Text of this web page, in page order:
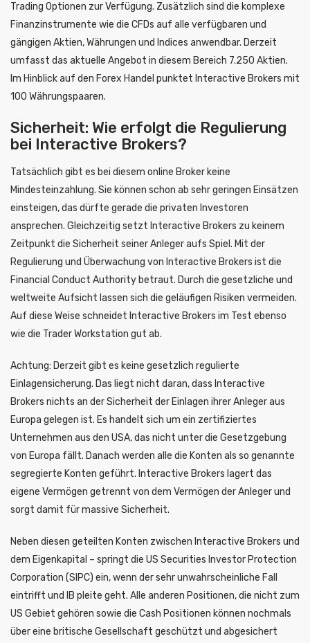
Trading Optionen zur Verfügung. Zusätzlich sind die komplexe
Finanzinstrumente wie die CFDs auf alle verfügbaren und
gängigen Aktien, Währungen und Indices anwendbar. Derzeit
umfasst das aktuelle Angebot in diesem Bereich 7.250 Aktien.
Im Hinblick auf den Forex Handel punktet Interactive Brokers mit
100 Währungspaaren.
Sicherheit: Wie erfolgt die Regulierung
bei Interactive Brokers?
Tatsächlich gibt es bei diesem online Broker keine
Mindesteinzahlung. Sie können schon ab sehr geringen Einsätzen
einsteigen, das dürfte gerade die privaten Investoren
ansprechen. Gleichzeitig setzt Interactive Brokers zu keinem
Zeitpunkt die Sicherheit seiner Anleger aufs Spiel. Mit der
Regulierung und Überwachung von Interactive Brokers ist die
Financial Conduct Authority betraut. Durch die gesetzliche und
weltweite Aufsicht lassen sich die geläufigen Risiken vermeiden.
Auf diese Weise schneidet Interactive Brokers im Test ebenso
wie die Trader Workstation gut ab.
Achtung: Derzeit gibt es keine gesetzlich regulierte
Einlagensicherung. Das liegt nicht daran, dass Interactive
Brokers nichts an der Sicherheit der Einlagen ihrer Anleger aus
Europa gelegen ist. Es handelt sich um ein zertifiziertes
Unternehmen aus den USA, das nicht unter die Gesetzgebung
von Europa fällt. Danach werden alle die Konten als so genannte
segregierte Konten geführt. Interactive Brokers lagert das
eigene Vermögen getrennt von dem Vermögen der Anleger und
sorgt damit für massive Sicherheit.
Neben diesen geteilten Konten zwischen Interactive Brokers und
dem Eigenkapital – springt die US Securities Investor Protection
Corporation (SIPC) ein, wenn der sehr unwahrscheinliche Fall
eintrifft und IB pleite geht. Alle anderen Positionen, die nicht zum
US Gebiet gehören sowie die Cash Positionen können nochmals
über eine britische Gesellschaft geschützt und abgesichert